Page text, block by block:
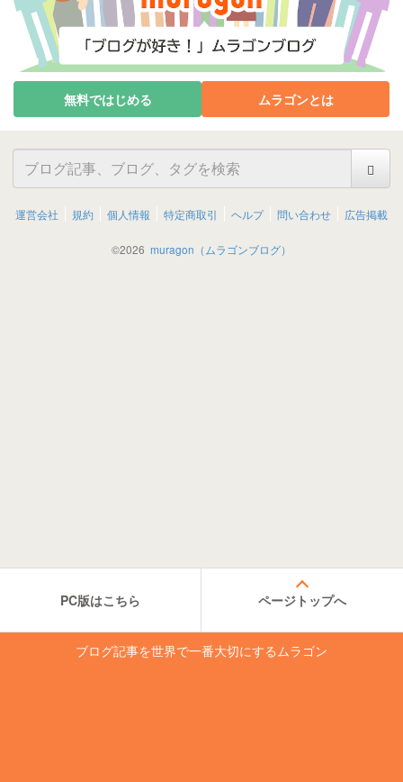
無料ではじめる ムラゴンとは
運営会社 規約 個人情報 特定商取引 ヘルプ 問い合わせ 広告掲載
©2026 muragon（ムラゴンブログ）
PC版はこちら ページトップへ
ブログ記事を世界で一番大切にするムラゴン